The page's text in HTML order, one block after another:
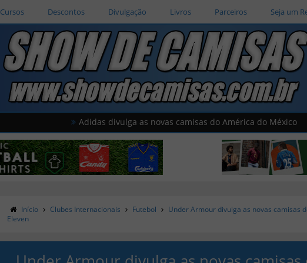
Cursos Descontos Divulgação Livros Parceiros Seja um
Adidas divulga as novas camisas do América do México Sudu
Início Clubes Internacionais Futebol
Under Armour divulga as novas camisas
Eleven